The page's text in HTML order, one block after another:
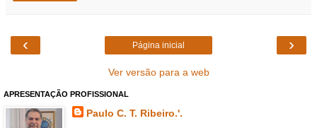
‹ ›
Página inicial
Ver versão para a web
APRESENTAÇÃO PROFISSIONAL
Paulo C. T. Ribeiro.'.